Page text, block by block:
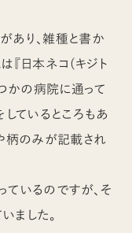
あり、雑種と書か
『日本ネコ(キジト
かの病院に通って
しているところもあ
柄のみが記載され
いるのですが、そ
ました。